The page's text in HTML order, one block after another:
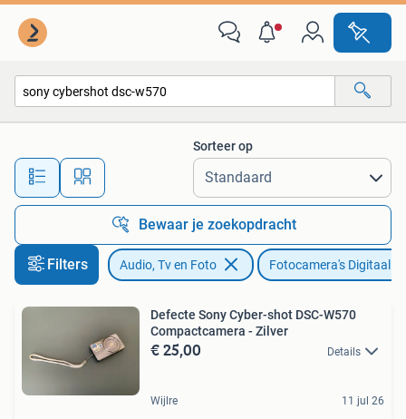
Alle afstanden…
Sorteer op
Bewaar je zoekopdracht
Filters Audio, Tv en Foto Fotocamera's Digitaal
Defecte Sony Cyber-shot DSC-W570
Compactcamera - Zilver
€ 25,00 Details
Wijlre 11 jul 26